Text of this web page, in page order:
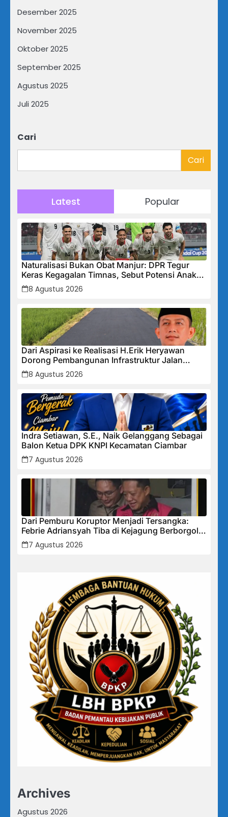
Desember 2025
November 2025
Oktober 2025
September 2025
Agustus 2025
Juli 2025
Cari
Cari
Latest Popular
Naturalisasi Bukan Obat Manjur: DPR Tegur
Keras Kegagalan Timnas, Sebut Potensi Anak
Bangsa Terabaikan Demi “Jalan Pintas”
8 Agustus 2026
Dari Aspirasi ke Realisasi H.Erik Heryawan
Dorong Pembangunan Infrastruktur Jalan
Cikalong Bunder
8 Agustus 2026
Indra Setiawan, S.E., Naik Gelanggang Sebagai
Balon Ketua DPK KNPI Kecamatan Ciambar
7 Agustus 2026
Dari Pemburu Koruptor Menjadi Tersangka:
Febrie Adriansyah Tiba di Kejagung Berborgol,
Bawa Map Biru dan Senyum Penuh Teka-teki
7 Agustus 2026
Archives
Agustus 2026